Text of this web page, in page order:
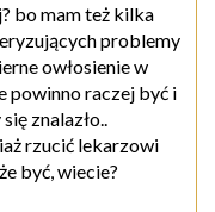
bo mam też kilka
problemy
owłosienie w
powinno raczej być i
znalazło..
rzucić lekarzowi
być, wiecie?